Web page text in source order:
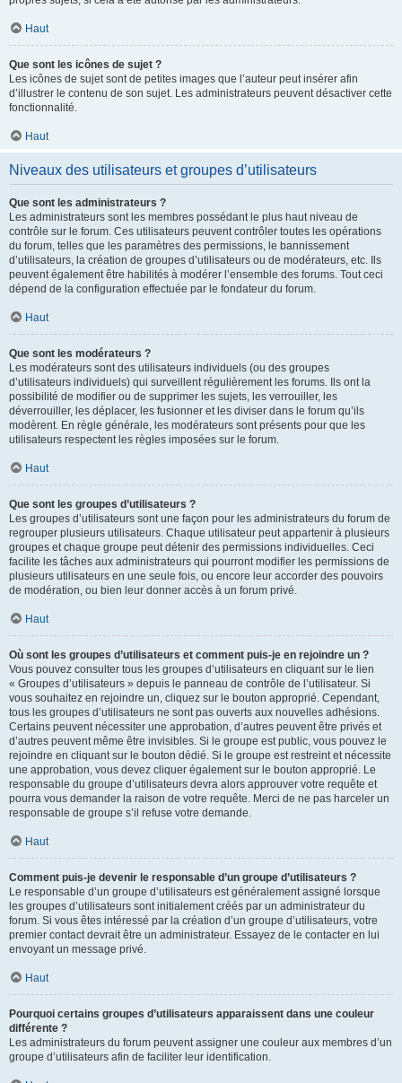
Haut
Que sont les icônes de sujet ?
Les icônes de sujet sont de petites images que l’auteur peut insérer afin
d’illustrer le contenu de son sujet. Les administrateurs peuvent désactiver cette
fonctionnalité.
Haut
Niveaux des utilisateurs et groupes d’utilisateurs
Que sont les administrateurs ?
Les administrateurs sont les membres possédant le plus haut niveau de
contrôle sur le forum. Ces utilisateurs peuvent contrôler toutes les opérations
du forum, telles que les paramètres des permissions, le bannissement
d’utilisateurs, la création de groupes d’utilisateurs ou de modérateurs, etc. Ils
peuvent également être habilités à modérer l’ensemble des forums. Tout ceci
dépend de la configuration effectuée par le fondateur du forum.
Haut
Que sont les modérateurs ?
Les modérateurs sont des utilisateurs individuels (ou des groupes
d’utilisateurs individuels) qui surveillent régulièrement les forums. Ils ont la
possibilité de modifier ou de supprimer les sujets, les verrouiller, les
déverrouiller, les déplacer, les fusionner et les diviser dans le forum qu’ils
modèrent. En règle générale, les modérateurs sont présents pour que les
utilisateurs respectent les règles imposées sur le forum.
Haut
Que sont les groupes d’utilisateurs ?
Les groupes d’utilisateurs sont une façon pour les administrateurs du forum de
regrouper plusieurs utilisateurs. Chaque utilisateur peut appartenir à plusieurs
groupes et chaque groupe peut détenir des permissions individuelles. Ceci
facilite les tâches aux administrateurs qui pourront modifier les permissions de
plusieurs utilisateurs en une seule fois, ou encore leur accorder des pouvoirs
de modération, ou bien leur donner accès à un forum privé.
Haut
Où sont les groupes d’utilisateurs et comment puis-je en rejoindre un ?
Vous pouvez consulter tous les groupes d’utilisateurs en cliquant sur le lien
« Groupes d’utilisateurs » depuis le panneau de contrôle de l’utilisateur. Si
vous souhaitez en rejoindre un, cliquez sur le bouton approprié. Cependant,
tous les groupes d’utilisateurs ne sont pas ouverts aux nouvelles adhésions.
Certains peuvent nécessiter une approbation, d’autres peuvent être privés et
d’autres peuvent même être invisibles. Si le groupe est public, vous pouvez le
rejoindre en cliquant sur le bouton dédié. Si le groupe est restreint et nécessite
une approbation, vous devez cliquer également sur le bouton approprié. Le
responsable du groupe d’utilisateurs devra alors approuver votre requête et
pourra vous demander la raison de votre requête. Merci de ne pas harceler un
responsable de groupe s’il refuse votre demande.
Haut
Comment puis-je devenir le responsable d’un groupe d’utilisateurs ?
Le responsable d’un groupe d’utilisateurs est généralement assigné lorsque
les groupes d’utilisateurs sont initialement créés par un administrateur du
forum. Si vous êtes intéressé par la création d’un groupe d’utilisateurs, votre
premier contact devrait être un administrateur. Essayez de le contacter en lui
envoyant un message privé.
Haut
Pourquoi certains groupes d’utilisateurs apparaissent dans une couleur
différente ?
Les administrateurs du forum peuvent assigner une couleur aux membres d’un
groupe d’utilisateurs afin de faciliter leur identification.